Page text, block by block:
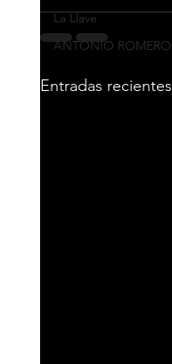
La Llave
ANTONIO ROMERO
Entradas recientes